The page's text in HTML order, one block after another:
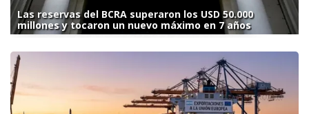
Las reservas del BCRA superaron los USD 50.000
millones y tocaron un nuevo máximo en 7 años